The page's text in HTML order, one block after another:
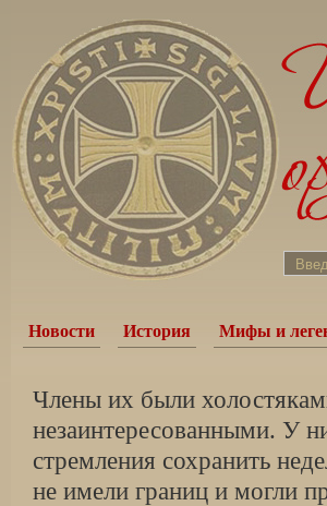
Новости История Мифы и
Члены их были
незаинтересованными. У
стремления сохранить
не имели границ и могли